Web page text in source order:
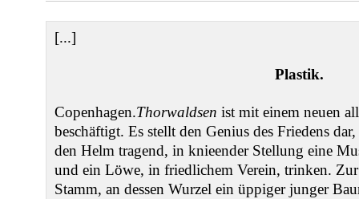
[...]
Plastik.
Copenhagen.Thorwaldsen ist mit einem neuen
beschäftigt. Es stellt den Genius des Friedens
den Helm tragend, in knieender Stellung eine
und ein Löwe, in friedlichem Verein, trinken.
Stamm, an dessen Wurzel ein üppiger junger